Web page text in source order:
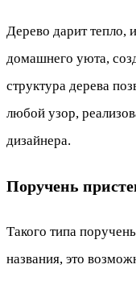
Дерево дарит тепло,
домашнего уюта,
структура дерева
любой узор,
дизайнера.
Поручень
Такого типа
названия, это